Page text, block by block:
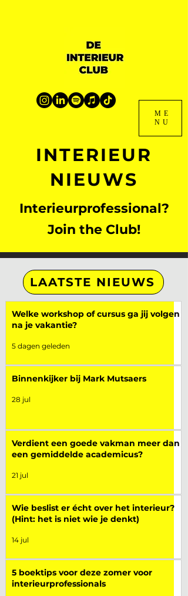
ME
NU
INTERIEUR
NIEUWS
Interieurprofessional?
Join the Club!
LAATSTE NIEUWS
Welke workshop of cursus ga jij volgen
na je vakantie?
5 dagen geleden
Binnenkijker bij Mark Mutsaers
28 jul
Verdient een goede vakman meer dan
een gemiddelde academicus?
21 jul
Wie beslist er écht over het interieur?
(Hint: het is niet wie je denkt)
14 jul
5 boektips voor deze zomer voor
interieurprofessionals